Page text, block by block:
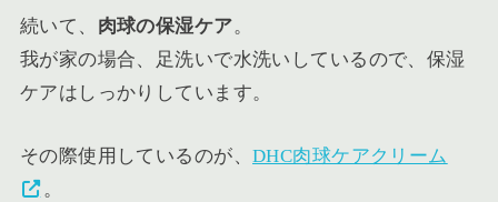
続いて、 肉球の保湿ケア。
我が家の場合、足洗いで水洗いしているので、保湿
ケアはしっかりしています。
その際使用しているのが、DHC肉球ケアクリーム
。